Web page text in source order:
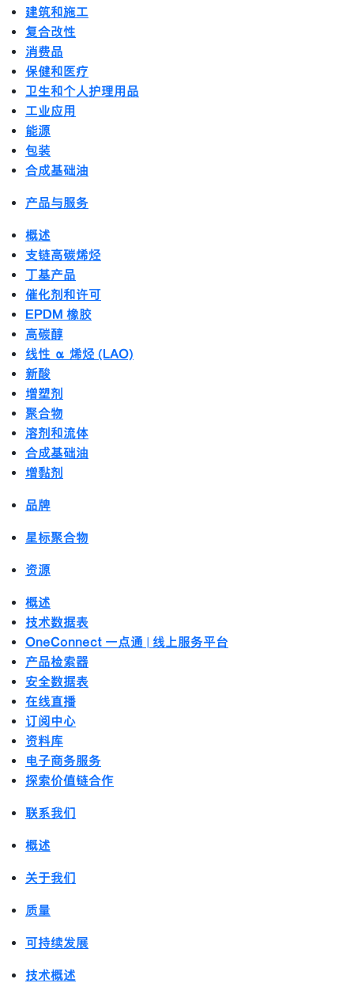
建筑和施工
复合改性
消费品
保健和医疗
卫生和个人护理用品
工业应用
能源
包装
合成基础油
产品与服务
概述
支链高碳烯烃
丁基产品
催化剂和许可
EPDM 橡胶
高碳醇
线性 α 烯烃 (LAO)
新酸
增塑剂
聚合物
溶剂和流体
合成基础油
增黏剂
品牌
星标聚合物
资源
概述
技术数据表
OneConnect 一点通 | 线上服务平台
产品检索器
安全数据表
在线直播
订阅中心
资料库
电子商务服务
探索价值链合作
联系我们
概述
关于我们
质量
可持续发展
技术概述